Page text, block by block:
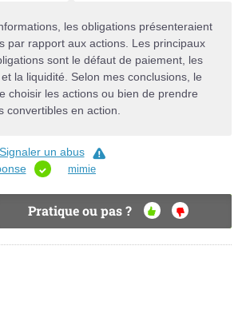
les obligations présenteraient
par rapport aux actions. Les principaux
sont le défaut de paiement, les
la liquidité. Selon mes conclusions, le
choisir les actions ou bien de prendre
convertibles en action.
Signaler un abus
mimie
Pratique ou pas ?
OU
I
NO